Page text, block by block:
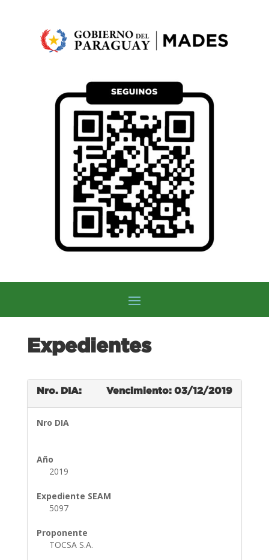
Expedientes
Nro. DIA: Vencimiento: 03/12/2019
Nro DIA
Año
2019
Expediente SEAM
5097
Proponente
TOCSA S.A.